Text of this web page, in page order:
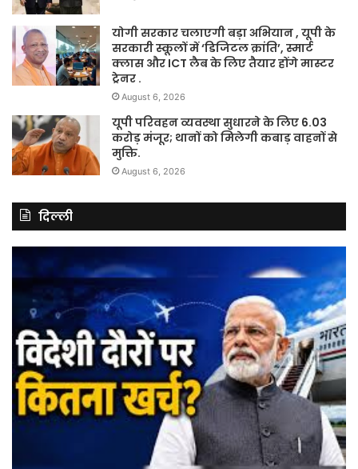
योगी सरकार चलाएगी बड़ा अभियान , यूपी के
सरकारी स्कूलों में ‘डिजिटल क्रांति’, स्मार्ट
क्लास और ICT लैब के लिए तैयार होंगे मास्टर
ट्रेनर .
August 6, 2026
यूपी परिवहन व्यवस्था सुधारने के लिए 6.03
करोड़ मंजूर; थानों को मिलेगी कबाड़ वाहनों से
मुक्ति.
August 6, 2026
दिल्ली